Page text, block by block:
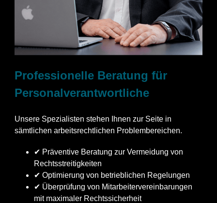
Professionelle Beratung für
Personalverantwortliche
Unsere Spezialisten stehen Ihnen zur Seite in
sämtlichen arbeitsrechtlichen Problembereichen.
✔ Präventive Beratung zur Vermeidung von
Rechtsstreitigkeiten
✔ Optimierung von betrieblichen Regelungen
✔ Überprüfung von Mitarbeitervereinbarungen
mit maximaler Rechtssicherheit